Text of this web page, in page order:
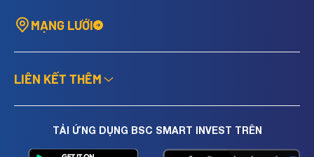
MẠNG LƯỚI
LIÊN KẾT THÊM
TẢI ỨNG DỤNG BSC SMART INVEST TRÊN